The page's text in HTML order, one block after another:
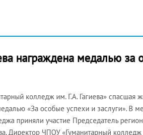
награждена медалью за
колледж им. Г.А. Гагиева»
«За особые успехи и заслуги». В
приняли участие Председатель
Директор ЧПОУ «Гуманитарный колледж